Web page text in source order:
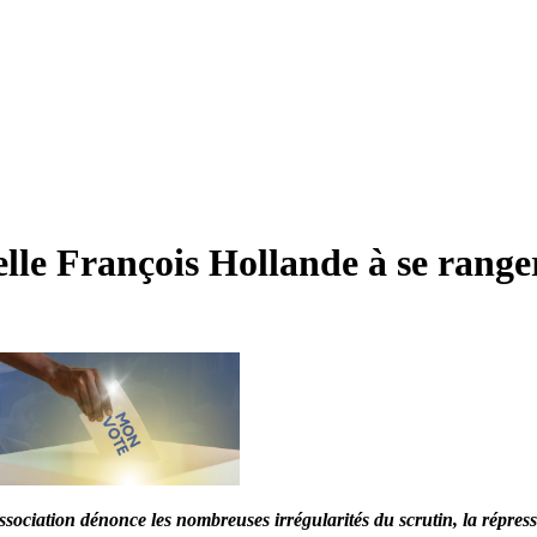
François Hollande à se
dénonce les nombreuses irrégularités du scrutin, la